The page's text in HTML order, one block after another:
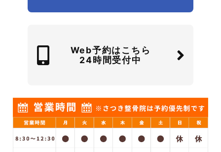
Web予約はこちら
24時間受付中